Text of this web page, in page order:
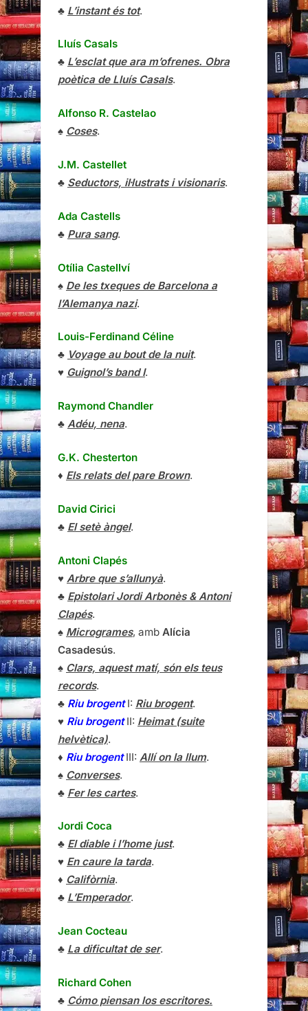
♣ L’instant és tot.
Lluís Casals
♣ L’esclat que ara m’ofrenes. Obra
poètica de Lluís Casals.
Alfonso R. Castelao
♠ Coses.
J.M. Castellet
♣ Seductors, il·lustrats i visionaris.
Ada Castells
♣ Pura sang.
Otília Castellví
♠ De les txeques de Barcelona a
l’Alemanya nazi.
Louis-Ferdinand Céline
♣ Voyage au bout de la nuit.
♥ Guignol’s band I.
Raymond Chandler
♣ Adéu, nena.
G.K. Chesterton
♦ Els relats del pare Brown.
David Cirici
♣ El setè àngel.
Antoni Clapés
♥ Arbre que s’allunyà.
♣ Epistolari Jordi Arbonès & Antoni
Clapés.
♠ Microgrames, amb Alícia
Casadesús.
♠ Clars, aquest matí, són els teus
records.
♣ Riu brogentI: Riu brogent.
♥ Riu brogentII: Heimat (suite
helvètica).
♦ Riu brogentIII: Allí on la llum.
♠ Converses.
♣ Fer les cartes.
Jordi Coca
♣ El diable i l’home just.
♥ En caure la tarda.
♦ Califòrnia.
♣ L’Emperador.
Jean Cocteau
♣ La dificultat de ser.
Richard Cohen
♣ Cómo piensan los escritores.